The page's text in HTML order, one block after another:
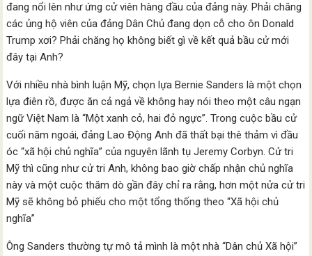
đang nổi lên như ứng cử viên hàng đầu của đảng này. Phải chăng
các ủng hộ viên của đảng Dân Chủ đang dọn cỗ cho ôn Donald
Trump xơi? Phải chăng họ không biết gì về kết quả bầu cử mới
đây tại Anh?
Với nhiều nhà bình luận Mỹ, chọn lựa Bernie Sanders là một chọn
lựa điên rồ, được ăn cả ngả về không hay nói theo một câu ngạn
ngữ Việt Nam là “Một xanh cỏ, hai đỏ ngực”. Trong cuộc bầu cử
cuối năm ngoái, đảng Lao Động Anh đã thất bại thê thảm vì đầu
óc “xã hội chủ nghĩa” của nguyên lãnh tụ Jeremy Corbyn. Cử tri
Mỹ thì cũng như cử tri Anh, không bao giờ chấp nhận chủ nghĩa
này và một cuộc thăm dò gần đây chỉ ra rằng, hơn một nửa cử tri
Mỹ sẽ không bỏ phiếu cho một tổng thống theo “Xã hội chủ
nghĩa”
Ông Sanders thường tự mô tả mình là một nhà “Dân chủ Xã hội”